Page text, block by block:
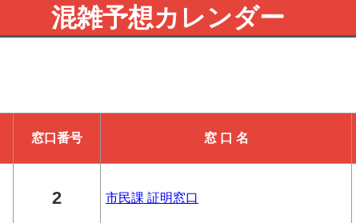
混雑予想カレンダー
窓口番号 窓 口 名
2 市民課 証明窓口